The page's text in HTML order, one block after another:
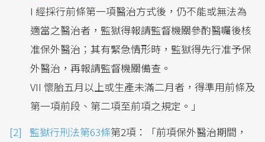
I 經採行前條第一項醫治方式後，仍不能或無法為
適當之醫治者，監獄得報請監督機關參酌醫囑後核
准保外醫治；其有緊急情形時，監獄得先行准予保
外醫治，再報請監督機關備查。
VII 懷胎五月以上或生產未滿二月者，得準用前條及
第一項前段、第二項至前項之規定。」
監獄行刑法第63條第2項：「前項保外醫治期間，